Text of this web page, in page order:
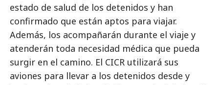
estado de salud de los detenidos y han
confirmado que están aptos para viajar.
Además, los acompañarán durante el viaje y
atenderán toda necesidad médica que pueda
surgir en el camino. El CICR utilizará sus
aviones para llevar a los detenidos desde y